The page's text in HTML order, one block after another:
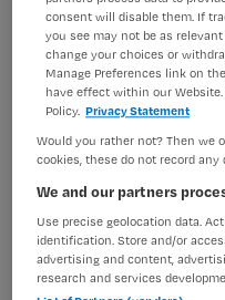
ERVARING
Ervaren
Vacature niet
Deze vacature
inGeest is niet meer
vergelijkbare vacatures
zijn.
consent will disable them. If
you see may not be as
change your choices or
Manage Preferences link on
have effect within our
Policy. Privacy Statement
Would you rather not? Then we
cookies, these do not record any
We and our partners
Use precise geolocation data.
identification. Store and/or
advertising and content,
research and services